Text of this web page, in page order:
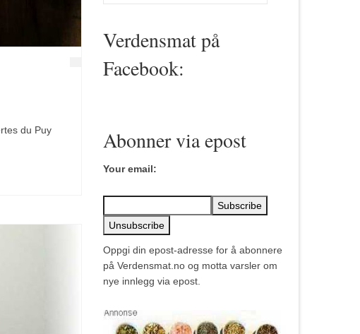
du Puy
for:
Verdensmat på
Facebook:
Abonner via epost
Your email:
Oppgi din epost-adresse for å abonnere
på Verdensmat.no og motta varsler om
nye innlegg via epost.